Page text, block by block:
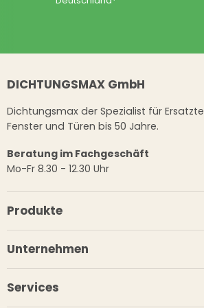
DICHTUNGSMAX GmbH
Dichtungsmax der Spezialist für
Fenster und Türen bis 50 Jahre.
Beratung im Fachgeschäft
Mo-Fr 8.30 - 12.30 Uhr
Produkte
Unternehmen
Services